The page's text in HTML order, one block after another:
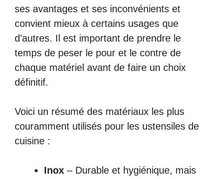
ses avantages et ses inconvénients et
convient mieux à certains usages que
d’autres. Il est important de prendre le
temps de peser le pour et le contre de
chaque matériel avant de faire un choix
définitif.
Voici un résumé des matériaux les plus
couramment utilisés pour les ustensiles de
cuisine :
Inox – Durable et hygiénique, mais